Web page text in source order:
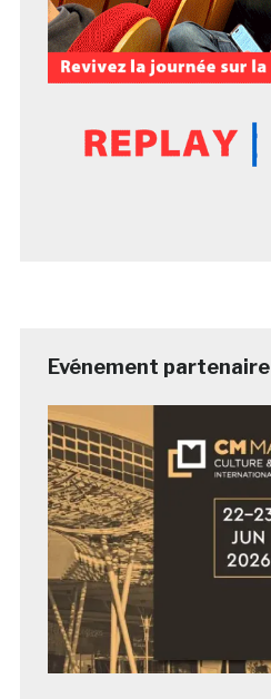
Evénement partenaire